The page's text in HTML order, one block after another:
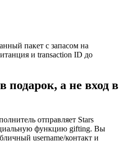
пакет с запасом на
и transaction ID до
подарок, а не вход в
отправляет Stars
функцию gifting. Вы
username/контакт и